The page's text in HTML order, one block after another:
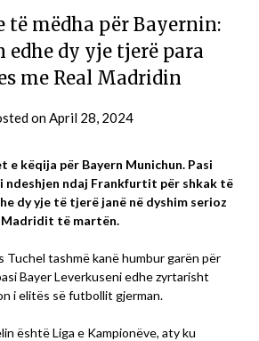
të mëdha për Bayernin:
edhe dy yje tjerë para
me Real Madridin
onApril 28, 2024
e këqija për Bayern Munichun. Pasi
ndeshjen ndaj Frankfurtit për shkak të
dy yje të tjerë janë në dyshim serioz
Madridit të martën.
Tuchel tashmë kanë humbur garën për
Bayer Leverkuseni edhe zyrtarisht
i elitës së futbollit gjerman.
është Liga e Kampionëve, aty ku